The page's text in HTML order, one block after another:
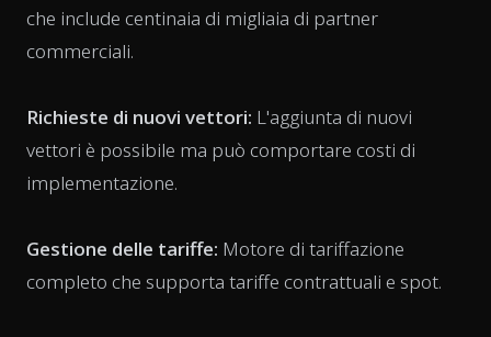
che include centinaia di migliaia di partner
commerciali.
Richieste di nuovi vettori: L'aggiunta di nuovi
vettori è possibile ma può comportare costi di
implementazione.
Gestione delle tariffe: Motore di tariffazione
completo che supporta tariffe contrattuali e spot.